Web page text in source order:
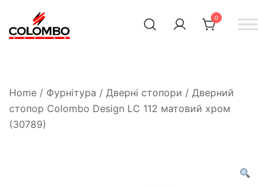
0
Home / Фурнітура / Дверні стопори / Дверний
стопор Colombo Design LC 112 матовий хром
(30789)